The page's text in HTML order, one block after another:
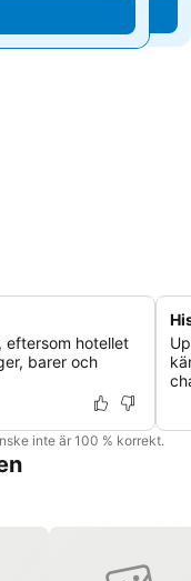
eftersom hotellet
barer och
inte är 100 % korrekt.